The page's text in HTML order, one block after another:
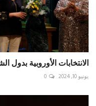
الانتخابات الأوروبية
يونيو 10, 2024 0